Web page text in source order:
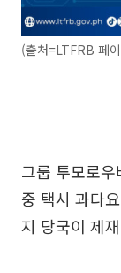
(출처=LTFRB 페
그룹 투모로
중 택시 과다
지 당국이 제